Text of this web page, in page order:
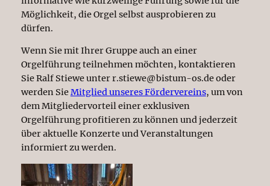
Möglichkeit, die Orgel selbst ausprobieren zu
dürfen.
Wenn Sie mit Ihrer Gruppe auch an einer
Orgelführung teilnehmen möchten, kontaktieren
Sie Ralf Stiewe unter r.stiewe@bistum-os.de oder
werden SieMitglied unseres Fördervereins, um von
dem Mitgliedervorteil einer exklusiven
Orgelführung profitieren zu können und jederzeit
über aktuelle Konzerte und Veranstaltungen
informiert zu werden.